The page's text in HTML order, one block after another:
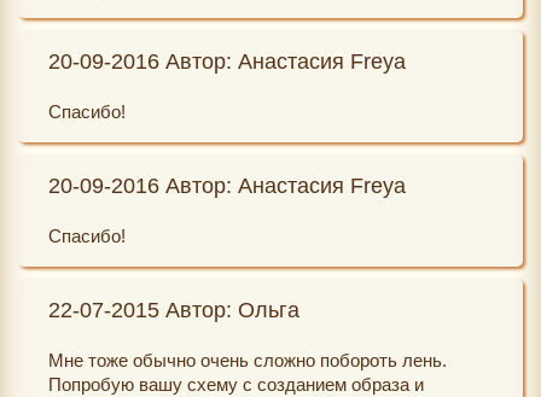
20-09-2016 Автор: Анастасия Freya
Спасибо!
20-09-2016 Автор: Анастасия Freya
Спасибо!
22-07-2015 Автор: Ольга
Мне тоже обычно очень сложно побороть лень.
Попробую вашу схему с созданием образа и